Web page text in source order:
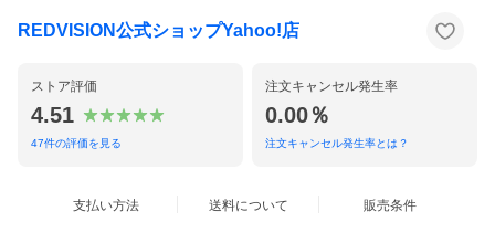
REDVISION公式ショップYahoo!店
ストア評価
4.51
47件の評価を見る
注文キャンセル発生率
0.00％
注文キャンセル発生率とは？
支払い方法 送料について 販売条件